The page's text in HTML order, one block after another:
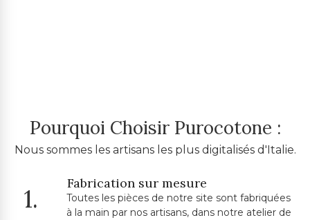
Pourquoi Choisir Purocotone :
Nous sommes les artisans les plus digitalisés d'Italie.
1.
Fabrication sur mesure
Toutes les pièces de notre site sont fabriquées
à la main par nos artisans, dans notre atelier de